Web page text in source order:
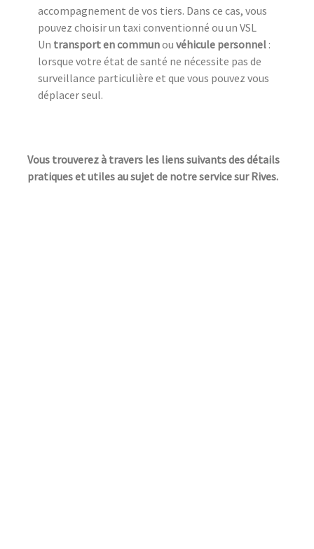
accompagnement de vos tiers. Dans ce cas, vous
pouvez choisir un taxi conventionné ou un VSL
Un transport en communou véhicule personnel :
lorsque votre état de santé ne nécessite pas de
surveillance particulière et que vous pouvez vous
déplacer seul.
Vous trouverez à travers les liens suivants des détails
pratiques et utiles au sujet de notre service sur Rives.